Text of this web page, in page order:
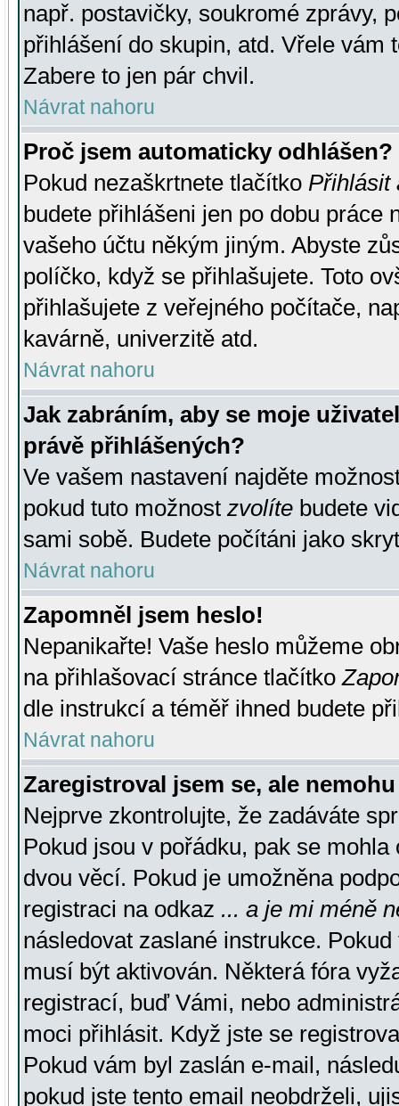
např. postavičky, soukromé zprávy,
přihlášení do skupin, atd. Vřele vám
Zabere to jen pár chvil.
Návrat nahoru
Proč jsem automaticky odhlášen?
Pokud nezaškrtnete tlačítko Přihlásit
budete přihlášeni jen po dobu práce
vašeho účtu někým jiným. Abyste
políčko, když se přihlašujete. Toto
přihlašujete z veřejného počítače,
kavárně, univerzitě atd.
Návrat nahoru
Jak zabráním, aby se moje
právě přihlášených?
Ve vašem nastavení najděte
pokud tuto možnost zvolíte budete
sami sobě. Budete počítáni jako
Návrat nahoru
Zapomněl jsem heslo!
Nepanikařte! Vaše heslo můžeme
na přihlašovací stránce tlačítko
dle instrukcí a téměř ihned budete
Návrat nahoru
Zaregistroval jsem se, ale
Nejprve zkontrolujte, že zadáváte
Pokud jsou v pořádku, pak se
dvou věcí. Pokud je umožněna
registraci na odkaz ... a je mi méně
následovat zaslané instrukce.
musí být aktivován. Některá fóra
registrací, buď Vámi, nebo
moci přihlásit. Když jste se
Pokud vám byl zaslán e-mail,
pokud jste tento email neobdrželi,